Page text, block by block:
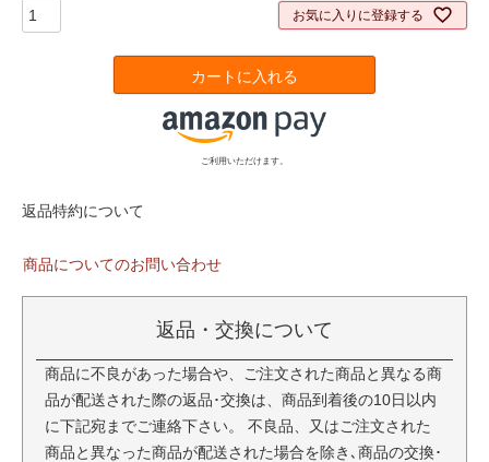
お気に入りに登録する
カートに入れる
ご利用いただけます。
返品特約について
商品についてのお問い合わせ
返品・交換について
商品に不良があった場合や、ご注文された商品と異なる商
品が配送された際の返品･交換は、商品到着後の10日以内
に下記宛までご連絡下さい。 不良品、又はご注文された
商品と異なった商品が配送された場合を除き､商品の交換･